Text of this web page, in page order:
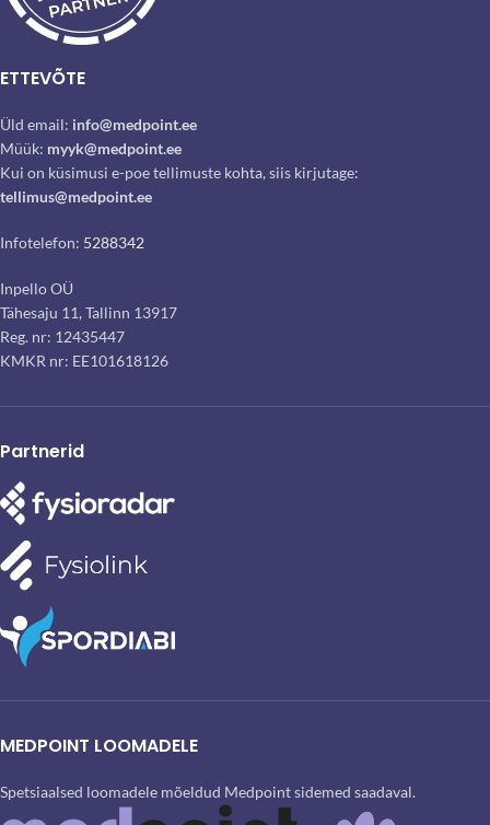
ETTEVÕTE
Üld email: info@medpoint.ee
Müük: myyk@medpoint.ee
Kui on küsimusi e-poe tellimuste kohta, siis kirjutage:
tellimus@medpoint.ee
Infotelefon: 5288342
Inpello OÜ
Tähesaju 11, Tallinn 13917
Reg. nr: 12435447
KMKR nr: EE101618126
Partnerid
MEDPOINT LOOMADELE
Spetsiaalsed loomadele mõeldud Medpoint sidemed saadaval.